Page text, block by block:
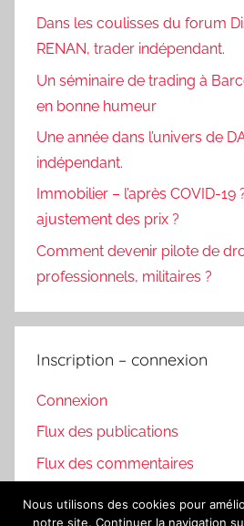
Dans les coulisses du forum
RENAN, trader indépendant.
Un séminaire de trading à
en bonne humeur
Une année dans l’univers de
indépendant.
Immobilier – l’après COVID-19
ajustement des prix ?
Comment devenir pilote de
professionnels, militaires ?
Inscription – connexion
Connexion
Flux des publications
Flux des commentaires
Nous utilisons des cookies pour
notre site. Continuer la navigation